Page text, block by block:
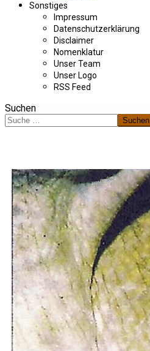
Sonstiges
Impressum
Datenschutzerklärung
Disclaimer
Nomenklatur
Unser Team
Unser Logo
RSS Feed
Suchen
Suchen